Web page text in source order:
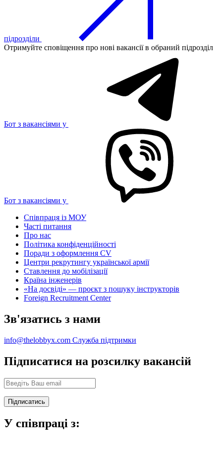
підрозділи
Отримуйте сповіщення про нові вакансії в обраний підрозділ
Бот з вакансіями у
Бот з вакансіями у
Співпраця із МОУ
Часті питання
Про нас
Політика конфіденційності
Поради з оформлення CV
Центри рекрутингу української армії
Ставлення до мобілізації
Країна інженерів
«На досвіді» — проєкт з пошуку інструкторів
Foreign Recruitment Center
Зв'язатись з нами
info@thelobbyx.com Служба підтримки
Підписатися на розсилку вакансій
У співпраці з: